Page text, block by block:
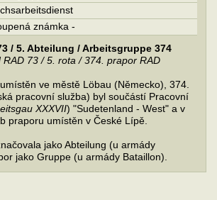
známka -
/ 5. Abteilung / Arbeitsgruppe 374
73 / 5. rota / 374. prapor RAD
ve městě Löbau (Německo), 374.
pracovní služba) byl součástí Pracovní
XXXVII) "Sudetenland - West" a v
praporu umístěn v České Lípě.
jako Abteilung (u armády
jako Gruppe (u armády Bataillon).